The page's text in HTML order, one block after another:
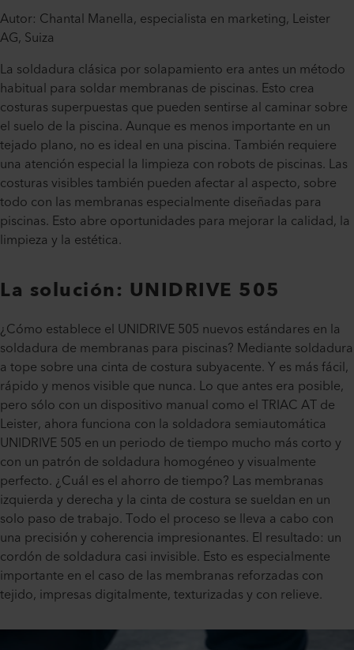
Autor: Chantal Manella, especialista en marketing, Leister
AG, Suiza
La soldadura clásica por solapamiento era antes un método
habitual para soldar membranas de piscinas. Esto crea
costuras superpuestas que pueden sentirse al caminar sobre
el suelo de la piscina. Aunque es menos importante en un
tejado plano, no es ideal en una piscina. También requiere
una atención especial la limpieza con robots de piscinas. Las
costuras visibles también pueden afectar al aspecto, sobre
todo con las membranas especialmente diseñadas para
piscinas. Esto abre oportunidades para mejorar la calidad, la
limpieza y la estética.
La solución: UNIDRIVE 505
¿Cómo establece el UNIDRIVE 505 nuevos estándares en la
soldadura de membranas para piscinas? Mediante soldadura
a tope sobre una cinta de costura subyacente. Y es más fácil,
rápido y menos visible que nunca. Lo que antes era posible,
pero sólo con un dispositivo manual como el TRIAC AT de
Leister, ahora funciona con la soldadora semiautomática
UNIDRIVE 505 en un periodo de tiempo mucho más corto y
con un patrón de soldadura homogéneo y visualmente
perfecto. ¿Cuál es el ahorro de tiempo? Las membranas
izquierda y derecha y la cinta de costura se sueldan en un
solo paso de trabajo. Todo el proceso se lleva a cabo con
una precisión y coherencia impresionantes. El resultado: un
cordón de soldadura casi invisible. Esto es especialmente
importante en el caso de las membranas reforzadas con
tejido, impresas digitalmente, texturizadas y con relieve.